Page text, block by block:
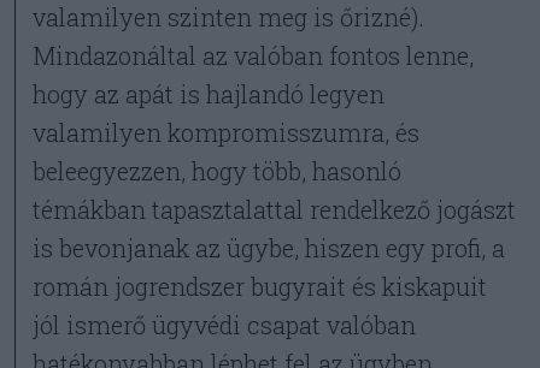
valamilyen szinten meg is őrizné).
Mindazonáltal az valóban fontos lenne,
hogy az apát is hajlandó legyen
valamilyen kompromisszumra, és
beleegyezzen, hogy több, hasonló
témákban tapasztalattal rendelkező jogászt
is bevonjanak az ügybe, hiszen egy profi, a
román jogrendszer bugyrait és kiskapuit
jól ismerő ügyvédi csapat valóban